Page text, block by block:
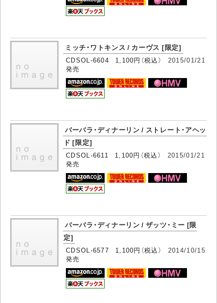
ミッチ・ワトキンス / カーヴス [限定]
CDSOL-6604 1,100円（税込） 2015/01/21
発売
バーバラ・ディナーリン / ストレート・アヘッ
ド [限定]
CDSOL-6611 1,100円（税込） 2015/01/21
発売
バーバラ・ディナーリン / ザッツ・ミー [限
定]
CDSOL-6577 1,100円（税込） 2014/10/15
発売